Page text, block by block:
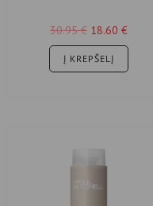
250ml
30.95€ 18.60 €
Į KREPŠELĮ